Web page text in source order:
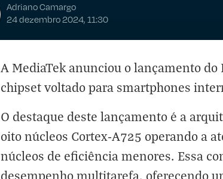
Adriano Camargo
24 dezembro 2024, 11:30
A MediaTek anunciou o lançamento
chipset voltado para smartphones
O destaque deste lançamento é a
oito núcleos Cortex-A725 operando a
núcleos de eficiência menores. Essa
desempenho multitarefa, oferecendo